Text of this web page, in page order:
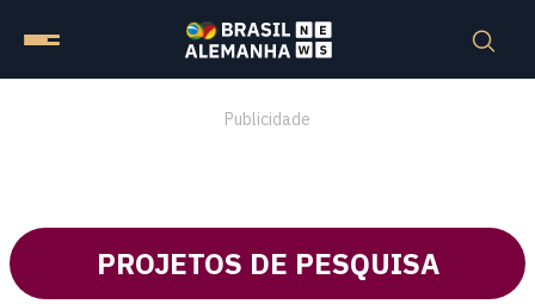
Publicidade
PROJETOS DE PESQUISA